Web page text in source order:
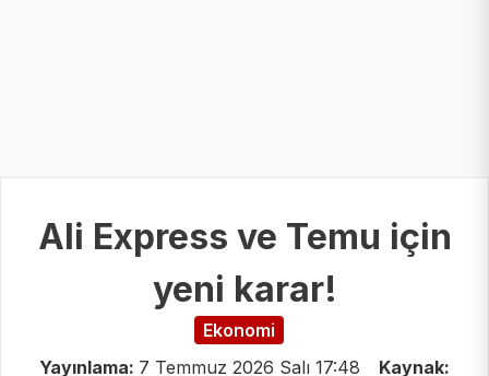
Ali Express ve Temu için
yeni karar!
Ekonomi
Yayınlama: 7 Temmuz 2026 Salı 17:48
Kaynak: